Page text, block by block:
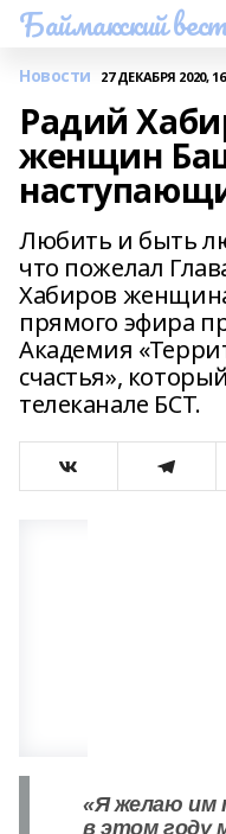
Баймакский
Новости 27 ДЕКАБРЯ 2020,
Радий
женщин
Любить и быть
что пожелал
Хабиров
прямого эфира
Академия
счастья»,
телеканале БСТ.
«Я желаю им
в этом году